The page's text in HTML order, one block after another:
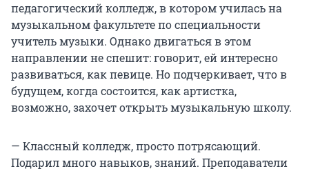
педагогический колледж, в котором училась на
музыкальном факультете по специальности
учитель музыки. Однако двигаться в этом
направлении не спешит: говорит, ей интересно
развиваться, как певице. Но подчеркивает, что в
будущем, когда состоится, как артистка,
возможно, захочет открыть музыкальную школу.
— Классный колледж, просто потрясающий.
Подарил много навыков, знаний. Преподаватели